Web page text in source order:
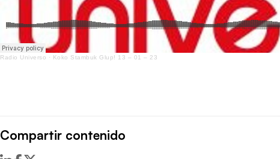
Radio Universo · Koko Stambuk Glup! 13 – 01 – 23
Compartir contenido